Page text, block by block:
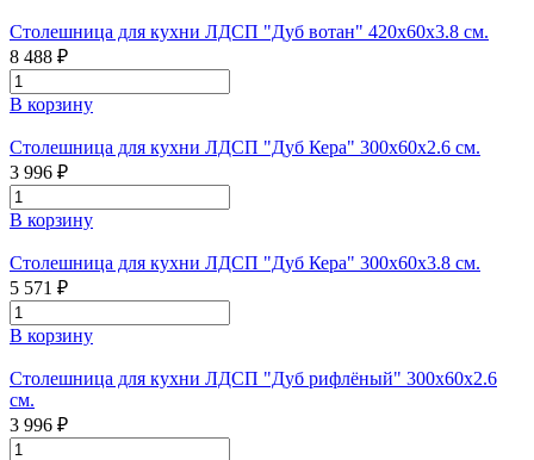
Столешница для кухни ЛДСП "Дуб вотан" 420x60x3.8 см.
8 488 ₽
В корзину
Столешница для кухни ЛДСП "Дуб Кера" 300х60х2.6 см.
3 996 ₽
В корзину
Столешница для кухни ЛДСП "Дуб Кера" 300х60х3.8 см.
5 571 ₽
В корзину
Столешница для кухни ЛДСП "Дуб рифлёный" 300х60х2.6
см.
3 996 ₽